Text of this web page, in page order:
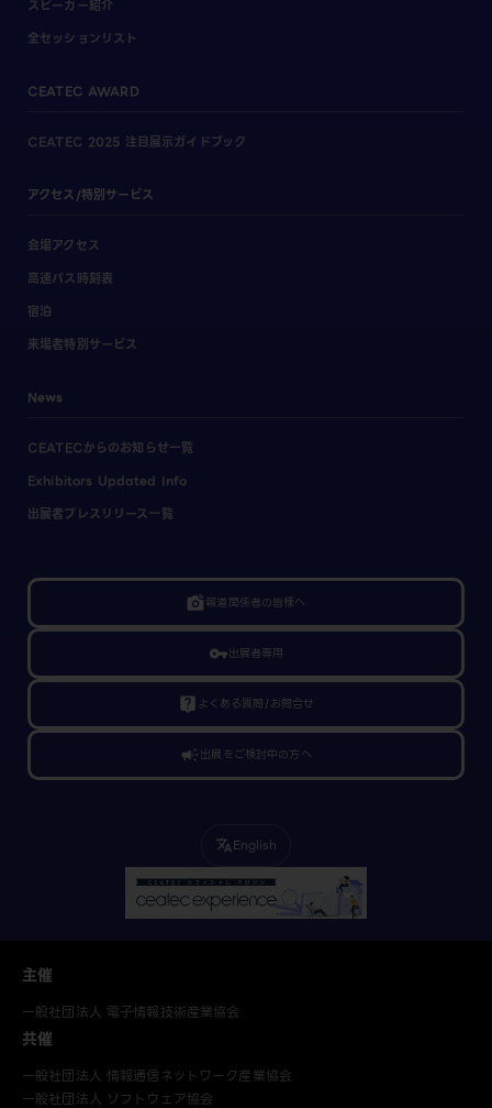
スピーカー紹介
全セッションリスト
CEATEC AWARD
CEATEC 2025 注目展示ガイドブック
アクセス/特別サービス
会場アクセス
高速バス時刻表
宿泊
来場者特別サービス
News
CEATECからのお知らせ一覧
Exhibitors Updated Info
出展者プレスリリース一覧
linked_camera報道関係者の皆様へ
vpn_key出展者専用
live_help よくある質問/お問合せ
campaign出展をご検討中の方へ
translateEnglish
主催
一般社団法人 電子情報技術産業協会
共催
一般社団法人 情報通信ネットワーク産業協会
一般社団法人 ソフトウェア協会